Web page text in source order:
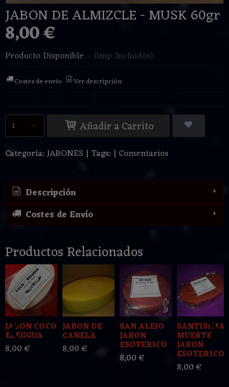
JABON DE ALMIZCLE - MUSK 60gr
8,00 €
Producto Disponible - (Imp. Incluidos)
Costes de envío Ver descripción
Añadir a Carrito
Categoría:JABONES | Tags: | Comentarios
Descripción
Costes de Envío
Productos Relacionados
JABON COCO
ELEGGUA
8,00 €
JABON DE
CANELA
8,00 €
SAN ALEJO
JABON
ESOTERICO
8,00 €
SANTISIMA
MUERTE
JABON
ESOTERICO
8,00 €